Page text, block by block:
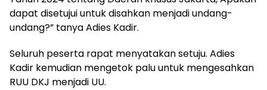
dapat disetujui untuk disahkan menjadi undang-
undang?” tanya Adies Kadir.
Seluruh peserta rapat menyatakan setuju. Adies
Kadir kemudian mengetok palu untuk mengesahkan
RUU DKJ menjadi UU.